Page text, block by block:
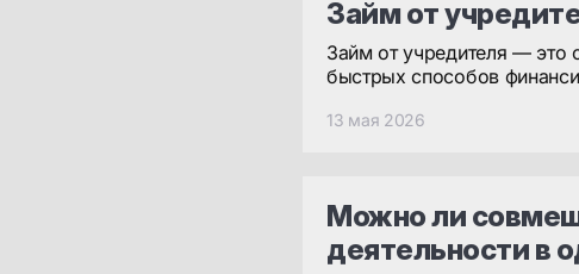
Займ от
Займ от учредителя — это
быстрых способов
13 мая 2026
Можно ли
деятельности в